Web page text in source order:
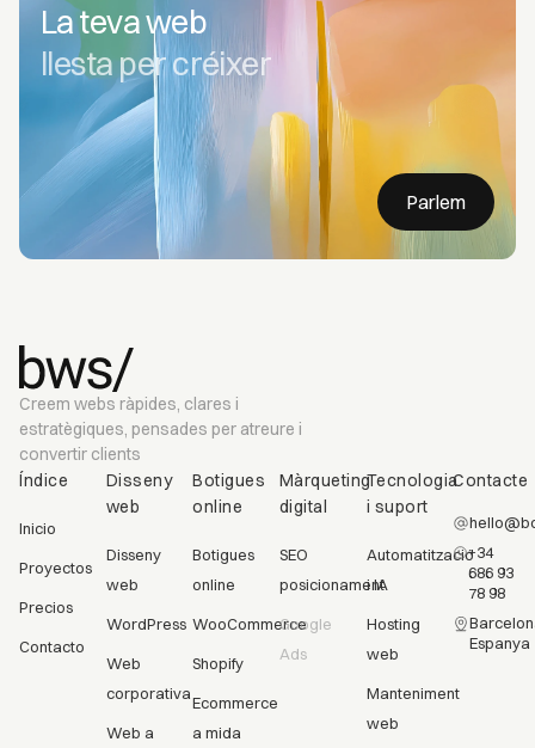
La teva web
llesta per créixer
Parlem
Creem webs ràpides, clares i
estratègiques, pensades per atreure i
convertir clients
Índice
Inicio
Proyectos
Precios
Contacto
Disseny
web
Disseny
web
WordPress
Web
corporativa
Web a
Botigues
online
Botigues
online
WooCommerce
Shopify
Ecommerce
a mida
Màrqueting
digital
SEO
posicionament
Google
Ads
Tecnologia
i suport
Automatització
i IA
Hosting
web
Manteniment
web
Contacte
+34
686 93
78 98
Espanya